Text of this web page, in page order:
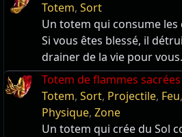
Totem, Sort
Un totem qui consume
Si vous êtes blessé, il
drainer de la vie pour vous.
Totem de flammes sacrées
Totem, Sort, Projectile, Feu,
Physique, Zone
Un totem qui crée du Sol